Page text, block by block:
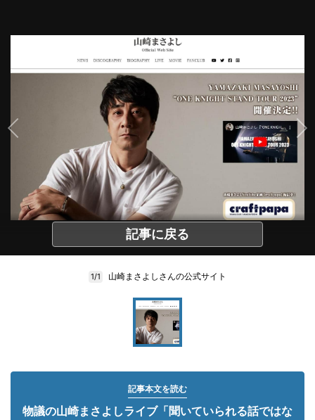
記事に戻る
1/1 山崎まさよしさんの公式サイト
記事本文を読む
物議の山崎まさよしライブ「聞いていられる話ではな